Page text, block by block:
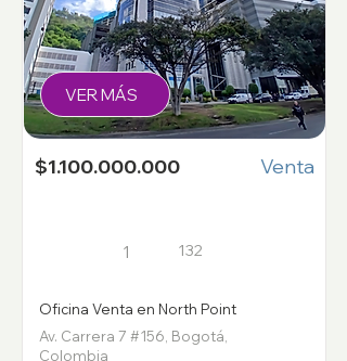
VER MÁS
$1.100.000.000 Venta
1 132
Oficina Venta en North Point
Av. Carrera 7 #156, Bogotá,
Colombia